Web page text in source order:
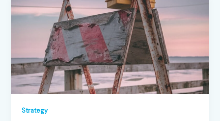
Strategy